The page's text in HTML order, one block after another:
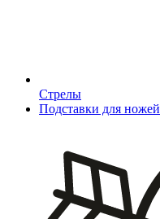
Стрелы
Подставки для ножей